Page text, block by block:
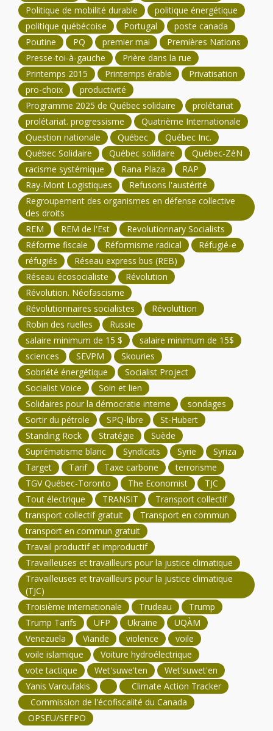
Politique de mobilité durable
politique énergétique
politique québécoise
Portugal
poste canada
Poutine
PQ premier mai
Premières Nations
Presse-toi-à-gauche
Prière dans la rue
Printemps 2015
Printemps érable
Privatisation
pro-choix
productivité
Programme 2025 de Québec solidaire
prolétariat
prolétariat. progressisme
Quatrième Internationale
Question nationale
Québec
Québec Inc.
Québec Solidaire
Québec solidaire
Québec-ZéN
racisme systémique
Rana Plaza
RAP
Ray-Mont Logistiques
Refusons l'austérité
Regroupement des organismes en défense collective
des droits
REM
REM de l'Est
Revolutionnary Socialists
Réforme fiscale
Réformisme radical
Réfugié-e
réfugiés
Réseau express bus (REB)
Réseau écosocialiste
Révolution
Révolution. Néofascisme
Révolutionnaires socialistes
Révoluttion
Robin des ruelles
Russie
salaire minimum de 15 $
salaire minimum de 15$
sciences
SEVPM
Skouries
Sobriété énergétique
Socialist Project
Socialist Voice
Soin et lien
Solidaires pour la démocratie interne
sondages
Sortir du pétrole
SPQ-libre
St-Hubert
Standing Rock
Stratégie
Suède
Suprématisme blanc
Syndicats Syrie
Syriza
Target
Tarif Taxe carbone
terrorisme
TGV Québec-Toronto
The Economist
TJC
Tout électrique
TRANSIT
Transport collectif
transport collectif gratuit
Transport en commun
transport en commun gratuit
Travail productif et improductif
Travailleuses et travailleurs pour la justice climatique
Travailleuses et travailleurs pour la justice climatique
(TJC)
Troisième internationale
Trudeau
Trump
Trump Tarifs
UFP Ukraine
UQÀM
Venezuela
Viande violence
voile
voile islamique
Voiture hydroélectrique
vote tactique
Wet'suwe'ten
Wet'suwet'en
Yanis Varoufakis
Climate Action Tracker
Commission de l'écofiscalité du Canada
OPSEU/SEFPO